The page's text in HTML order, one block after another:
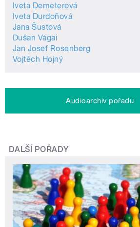
Iveta Demeterová
Iveta Durdoňová
Jana Šustová
Dušan Vágai
Jan Josef Rosenberg
Vojtěch Hojný
Audioarchiv pořadu
DALŠÍ POŘADY